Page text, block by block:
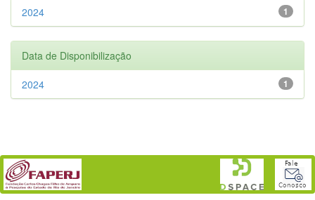
1
2024
Data de Disponibilização
1
2024